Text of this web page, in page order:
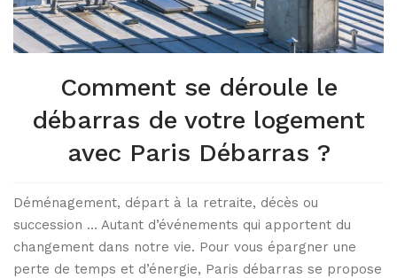
Comment se déroule le
débarras de votre logement
avec Paris Débarras ?
Déménagement, départ à la retraite, décès ou
succession … Autant d’événements qui apportent du
changement dans notre vie. Pour vous épargner une
perte de temps et d’énergie, Paris débarras se propose